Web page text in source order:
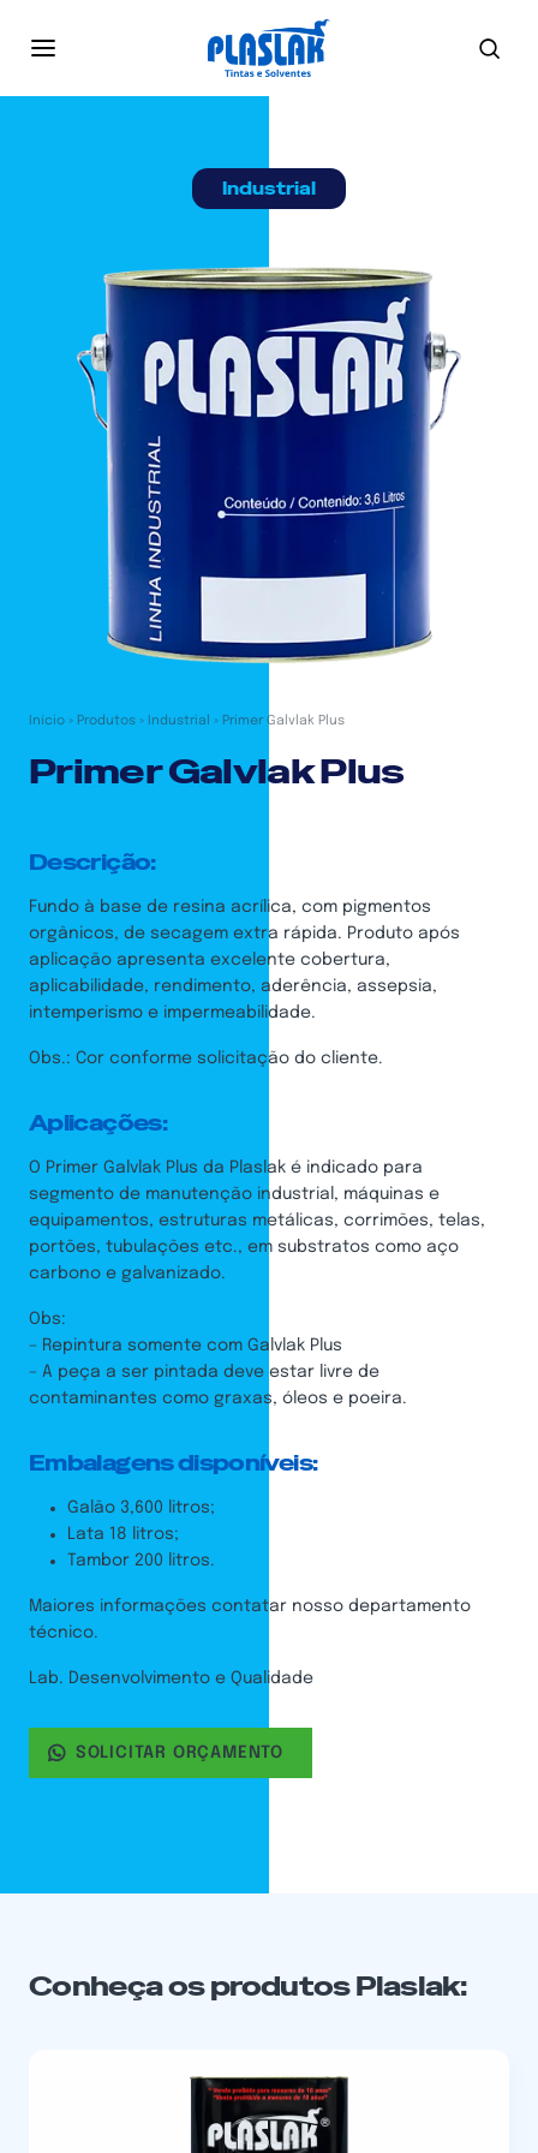
Industrial
Início » Produtos » Industrial » Primer Galvlak Plus
Primer Galvlak Plus
Descrição:
Fundo à base de resina acrílica, com pigmentos
orgânicos, de secagem extra rápida. Produto após
aplicação apresenta excelente cobertura,
aplicabilidade, rendimento, aderência, assepsia,
intemperismo e impermeabilidade.
Obs.: Cor conforme solicitação do cliente.
Aplicações:
O Primer Galvlak Plus da Plaslak é indicado para
segmento de manutenção industrial, máquinas e
equipamentos, estruturas metálicas, corrimões, telas,
portões, tubulações etc., em substratos como aço
carbono e galvanizado.
Obs:
– Repintura somente com Galvlak Plus
– A peça a ser pintada deve estar livre de
contaminantes como graxas, óleos e poeira.
Embalagens disponíveis:
Galão 3,600 litros;
Lata 18 litros;
Tambor 200 litros.
Maiores informações contatar nosso departamento
técnico.
Lab. Desenvolvimento e Qualidade
SOLICITAR ORÇAMENTO
Conheça os produtos Plaslak: